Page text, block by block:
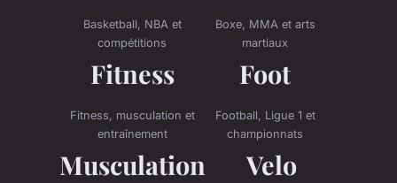
Basketball, NBA et
compétitions
Boxe, MMA et arts
martiaux
Fitness
Fitness, musculation et
entraînement
Foot
Football, Ligue 1 et
championnats
Musculation Velo